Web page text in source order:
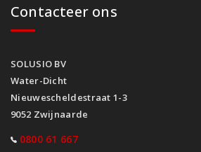
Contacteer ons
SOLUSIO BV
Water-Dicht
Nieuwescheldestraat 1-3
9052 Zwijnaarde
0800 61 667